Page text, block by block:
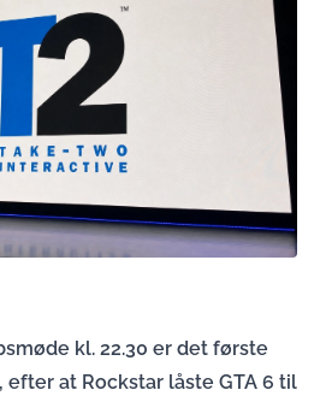
kl. 22.30 er det første
at Rockstar låste GTA 6 til